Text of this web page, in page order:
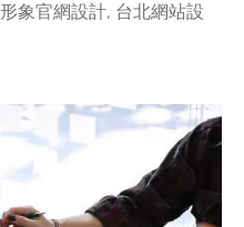
形象官網設計, 台北網站設